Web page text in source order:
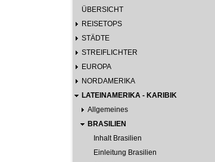
ÜBERSICHT
REISETOPS
STÄDTE
STREIFLICHTER
EUROPA
NORDAMERIKA
LATEINAMERIKA - KARIBIK
Allgemeines
BRASILIEN
Inhalt Brasilien
Einleitung Brasilien